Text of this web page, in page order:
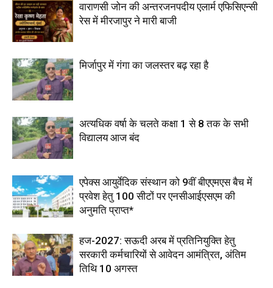
वाराणसी जोन की अन्तरजनपदीय एलार्म एफिसिएन्सी
रेस में मीरजापुर ने मारी बाजी
मिर्जापुर में गंगा का जलस्तर बढ़ रहा है
अत्यधिक वर्षा के चलते कक्षा 1 से 8 तक के सभी
विद्यालय आज बंद
एपेक्स आयुर्वेदिक संस्थान को 9वीं बीएएमएस बैच में
प्रवेश हेतु 100 सीटों पर एनसीआईएसएम की
अनुमति प्राप्त*
हज-2027: सऊदी अरब में प्रतिनियुक्ति हेतु
सरकारी कर्मचारियों से आवेदन आमंत्रित, अंतिम
तिथि 10 अगस्त